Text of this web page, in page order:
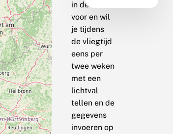
in de buurt
voor en wil
je tijdens
de vliegtijd
eens per
twee weken
met een
lichtval
tellen en de
gegevens
invoeren op